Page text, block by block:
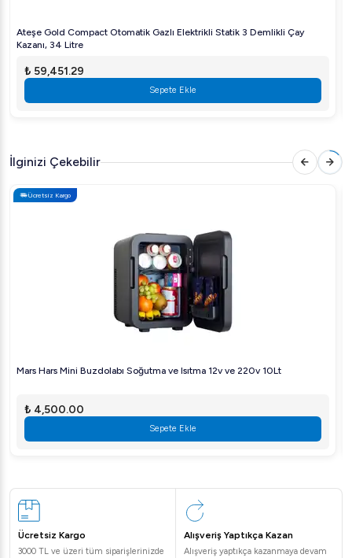
Ateşe Gold Compact Otomatik Gazlı Elektrikli Statik 3 Demlikli Çay
Kazanı, 34 Litre
₺ 59,451.29
Sepete Ekle
İlginizi Çekebilir
Ücretsiz Kargo
Mars Hars Mini Buzdolabı Soğutma ve Isıtma 12v ve 220v 10Lt
₺ 4,500.00
Sepete Ekle
Ücretsiz Kargo
3000 TL ve üzeri tüm siparişlerinizde
Alışveriş Yaptıkça Kazan
Alışveriş yaptıkça kazanmaya devam